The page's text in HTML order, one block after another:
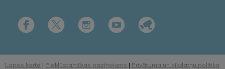
Lapas karte | Piekļūstamības paziņojums | Privātuma un sīkdatņu politika